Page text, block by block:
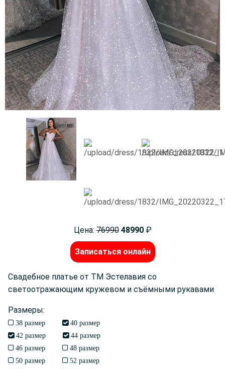
Цена:76990 48990₽
Записаться онлайн
Свадебное платье от ТМ Эстелавия со
светоотражающим кружевом и съёмными рукавами
Размеры:
38 размер
40 размер
42 размер
44 размер
46 размер
48 размер
50 размер
52 размер